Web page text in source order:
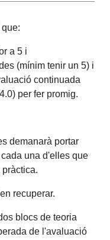
a 5 i
(mínim tenir un 5) i
continuada
per fer promig.
demanarà portar
una d'elles que
recuperar.
blocs de teoria
de l'avaluació